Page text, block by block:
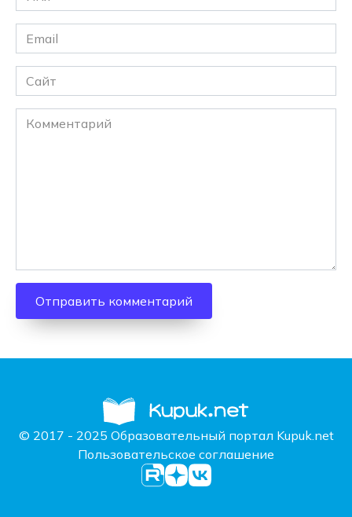
*
Email
*
Сайт
Комментарий
© 2017 - 2025 Образовательный портал Kupuk.net
Пользовательское соглашение